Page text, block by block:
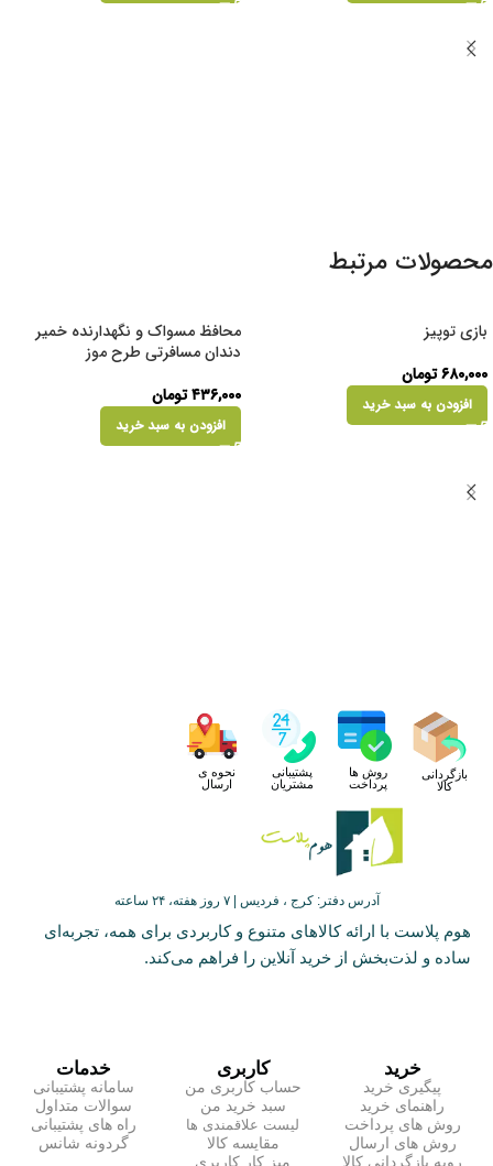
محصولات مرتبط
بازی توپیز
۶۸۰,۰۰۰تومان
افزودن به سبد خرید
محافظ مسواک و نگهدارنده خمیر
دندان مسافرتی طرح موز
۴۳۶,۰۰۰تومان
افزودن به سبد خرید
بازگردانی
کالا
روش ها
پرداخت
پشتیبانی
مشتریان
نحوه ی
ارسال
آدرس دفتر: کرج ، فردیس | ۷ روز هفته، ۲۴ ساعته
هوم پلاست با ارائه کالاهای متنوع و کاربردی برای همه، تجربه‌ای
ساده و لذت‌بخش از خرید آنلاین را فراهم می‌کند.
خرید
پیگیری خرید
راهنمای خرید
روش های پرداخت
روش های ارسال
رویه بازگردانی کالا
کاربری
حساب کاربری من
سبد خرید من
لیست علاقمندی ها
مقایسه کالا
میز کار کاربری
خدمات
سامانه پشتیبانی
سوالات متداول
راه های پشتیبانی
گردونه شانس